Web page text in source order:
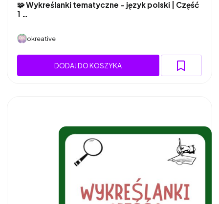
🧩 Wykreślanki tematyczne – język polski | Część
1 …
okreative
DODAJ DO KOSZYKA